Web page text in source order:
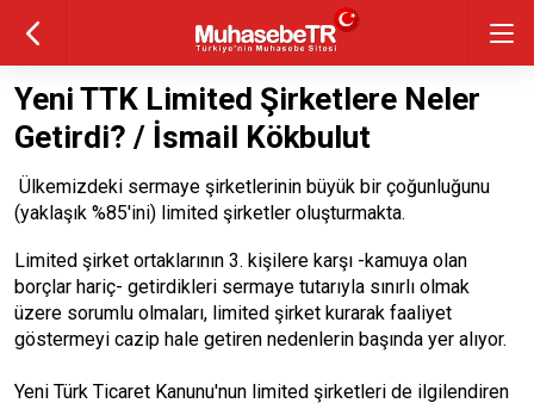
Yeni TTK Limited Şirketlere Neler
Getirdi? / İsmail Kökbulut
Ülkemizdeki sermaye şirketlerinin büyük bir çoğunluğunu
(yaklaşık %85'ini) limited şirketler oluşturmakta.
Limited şirket ortaklarının 3. kişilere karşı -kamuya olan
borçlar hariç- getirdikleri sermaye tutarıyla sınırlı olmak
üzere sorumlu olmaları, limited şirket kurarak faaliyet
göstermeyi cazip hale getiren nedenlerin başında yer alıyor.
Yeni Türk Ticaret Kanunu'nun limited şirketleri de ilgilendiren